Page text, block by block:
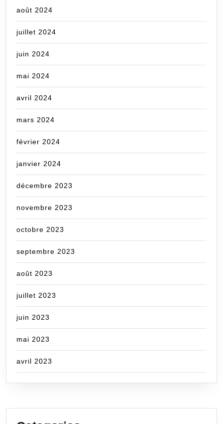
août 2024
juillet 2024
juin 2024
mai 2024
avril 2024
mars 2024
février 2024
janvier 2024
décembre 2023
novembre 2023
octobre 2023
septembre 2023
août 2023
juillet 2023
juin 2023
mai 2023
avril 2023